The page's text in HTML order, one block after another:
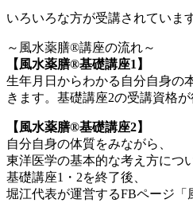
いろいろな方が受講されています
～風水薬膳®︎講座の流れ～
【風水薬膳®︎基礎講座1】
生年月日からわかる自分自身の
きます。基礎講座2の受講資格が
【風水薬膳®︎基礎講座2】
自分自身の体質をみながら、
東洋医学の基本的な考え方につ
基礎講座1・2を終了後、
堀江代表が運営するFBページ「